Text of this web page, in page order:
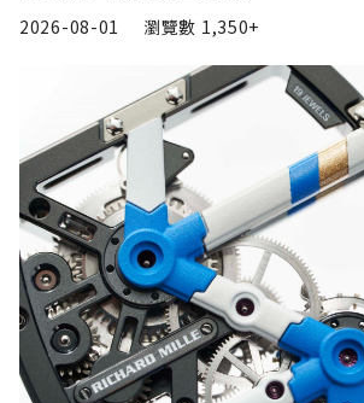
2026-08-01
瀏覽數 1,350+